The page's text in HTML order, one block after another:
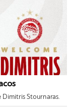
Dimitris Stournaras.